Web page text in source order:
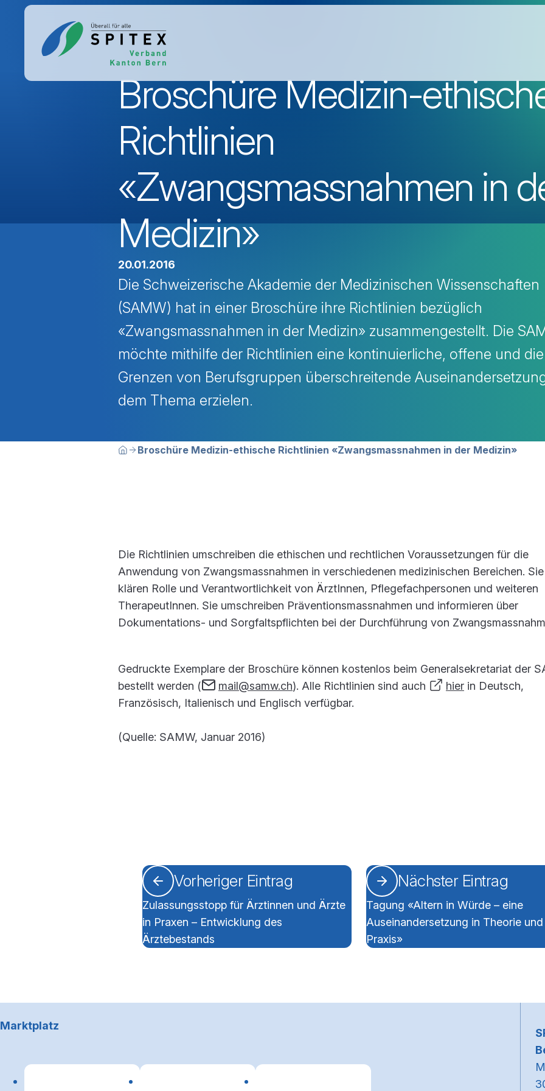
Broschüre Medizin-
Richtlinien
«Zwangsmassnahmen in
Medizin»
20.01.2016
Die Schweizerische Akademie der Medizinischen Wissenschaften
(SAMW) hat in einer Broschüre ihre Richtlinien bezüglich
«Zwangsmassnahmen in der Medizin» zusammengestellt. Die
möchte mithilfe der Richtlinien eine kontinuierliche, offene und die
Grenzen von Berufsgruppen überschreitende
dem Thema erzielen.
Breadcrumbnavigation
Sie befinden sich hier:
HomeBroschüre Medizin-ethische Richtlinien «Zwangsmassnahmen in der Medizin»
Die Richtlinien umschreiben die ethischen und rechtlichen Voraussetzungen für die
Anwendung von Zwangsmassnahmen in verschiedenen medizinischen Bereichen. Sie
klären Rolle und Verantwortlichkeit von ÄrztInnen, Pflegefachpersonen und weiteren
TherapeutInnen. Sie umschreiben Präventionsmassnahmen und informieren über
Dokumentations- und Sorgfaltspflichten bei der Durchführung von
Gedruckte Exemplare der Broschüre können kostenlos beim Generalsekretariat der
bestellt werden (
mail@samw.ch). Alle Richtlinien sind auch hier in Deutsch,
Französisch, Italienisch und Englisch verfügbar.
(Quelle: SAMW, Januar 2016)
Vorheriger Eintrag
Zulassungsstopp für Ärztinnen und Ärzte
in Praxen – Entwicklung des
Ärztebestands
Nächster Eintrag
Tagung «Altern in Würde – eine
Auseinandersetzung in Theorie und
Praxis»
Marktplatz